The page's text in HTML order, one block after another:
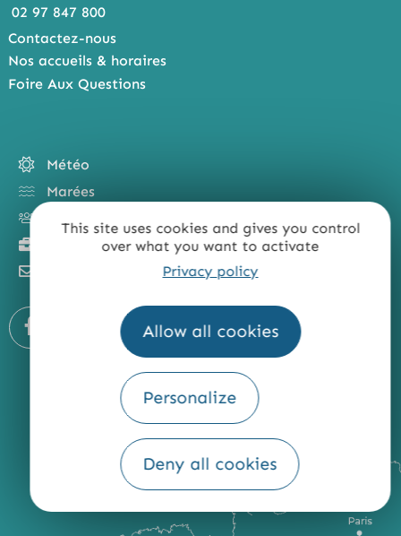
This site uses cookies and gives you control
over what you want to activate
Privacy policy
Allow all cookies
Personalize
Deny all cookies
02 97 847 800
Contactez-nous
Nos accueils & horaires
Foire Aux Questions
Météo
Marées
Tourisme d'affaires